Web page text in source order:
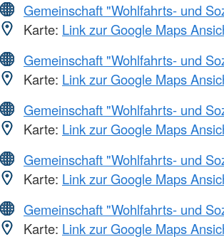
Gemeinschaft "Wohlfahrts- und
Karte: Link zur Google Maps
Gemeinschaft "Wohlfahrts- und
Karte: Link zur Google Maps
Gemeinschaft "Wohlfahrts- und
Karte: Link zur Google Maps
Gemeinschaft "Wohlfahrts- und
Karte: Link zur Google Maps
Gemeinschaft "Wohlfahrts- und
Karte: Link zur Google Maps